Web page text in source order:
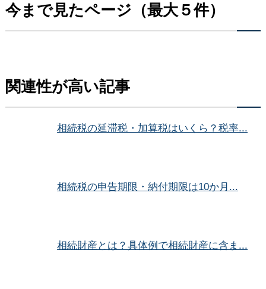
今まで見たページ（最大５件）
関連性が高い記事
相続税の延滞税・加算税はいくら？税率...
相続税の申告期限・納付期限は10か月...
相続財産とは？具体例で相続財産に含ま...